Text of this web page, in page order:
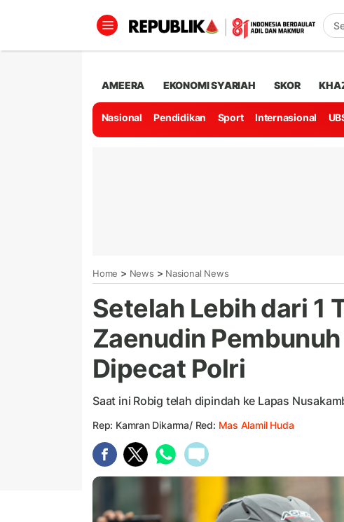
AMEERA EKONOMI SYARIAH SKOR
Nasional Pendidikan Sport Internasional
Home > News > Nasional News
Setelah Lebih dari 1
Zaenudin
Dipecat Polri
Saat ini Robig telah dipindah ke Lapas
Rep: Kamran Dikarma/ Red: Mas Alamil Huda